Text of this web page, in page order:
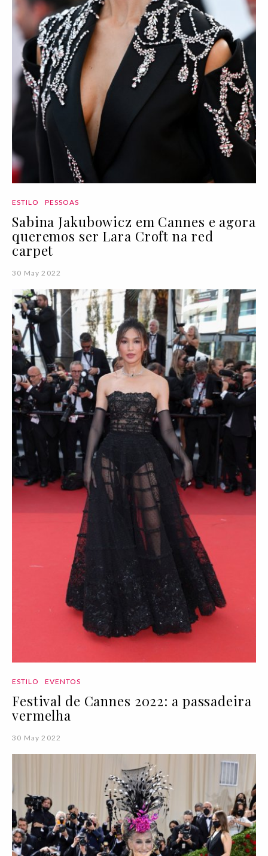
ESTILO PESSOAS
Sabina Jakubowicz em Cannes e agora
queremos ser Lara Croft na red
carpet
30 May 2022
ESTILO EVENTOS
Festival de Cannes 2022: a passadeira
vermelha
30 May 2022